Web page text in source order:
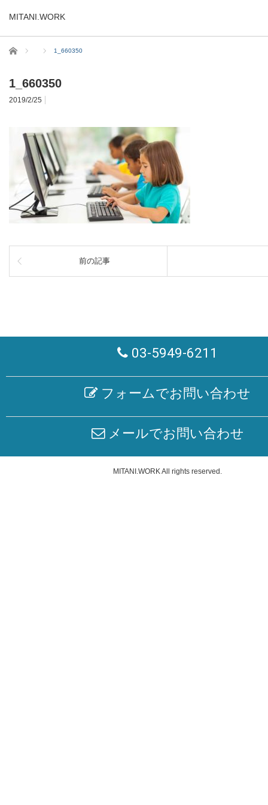
MITANI.WORK
ホーム 1_660350
1_660350
2019/2/25
前の記事
03-5949-6211
フォームでお問い合わせ
メールでお問い合わせ
MITANI.WORKAll rights reserved.